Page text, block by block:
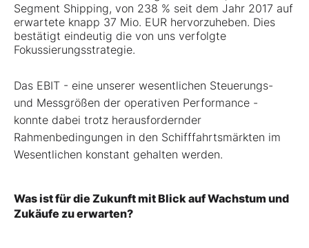
Segment Shipping, von 238 % seit dem Jahr 2017 auf
erwartete knapp 37 Mio. EUR hervorzuheben. Dies
bestätigt eindeutig die von uns verfolgte
Fokussierungsstrategie.
Das EBIT - eine unserer wesentlichen Steuerungs-
und Messgrößen der operativen Performance -
konnte dabei trotz herausfordernder
Rahmenbedingungen in den Schifffahrtsmärkten im
Wesentlichen konstant gehalten werden.
Was ist für die Zukunft mit Blick auf Wachstum und
Zukäufe zu erwarten?